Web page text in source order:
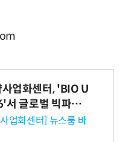
업화센터, 'BIO U
서 글로벌 빅파마
니스 미팅 지원…K
외 진출 교두보 확
업화센터] 뉴스룸 바